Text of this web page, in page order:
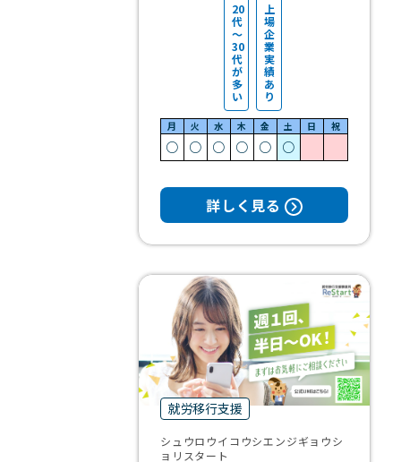
詳しく見る
20
代
～
30
代
が
多
い
上
場
企
業
実
績
あ
り
月 火 水 木 金 土 日 祝
○ ○ ○ ○ ○ ○
就労移行支援
シュウロウイコウシエンジギョウシ
ョリスタート